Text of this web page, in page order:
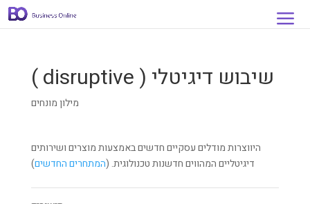
שיבוש דיגיטלי ( disruptive )
מילון מונחים
היווצרות מודלים עסקיים חדשים באמצעות מוצרים ושירותים
דיגיטליים המהווים חדשנות טכנולוגית. (המתחרים החדשים)